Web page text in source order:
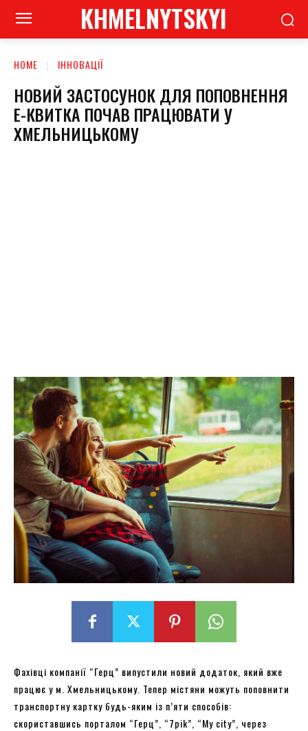
KHMELNYTSKYI
HOME ІННОВАЦІЇ
НОВИЙ ЗАСТОСУНОК ДЛЯ ПОПОВНЕННЯ
Е-КВИТКА ПОЧАВ ПРАЦЮВАТИ У
ХМЕЛЬНИЦЬКОМУ
Фахівці компанії “Герц” випустили новий додаток, який вже
працює у м. Хмельницькому. Тепер містяни можуть поповнити
транспортну картку будь-яким із п’яти способів:
скориставшись порталом “Герц”, “7pik”, “My city”, через